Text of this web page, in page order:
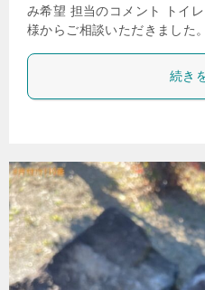
み希望 担当のコメント トイ
様からご相談いただきました
続き